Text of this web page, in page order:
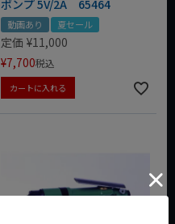
ポンプ 5V/2A 65464
動画あり 夏セール
定価 ¥11,000
¥7,700税込
カートに入れる